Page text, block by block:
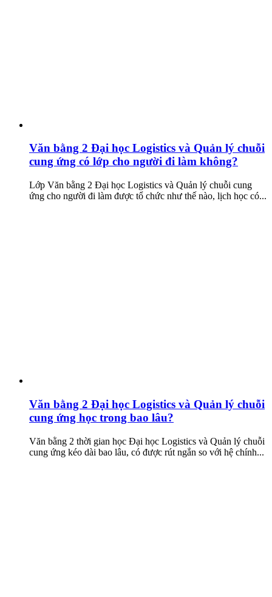
Văn bằng 2 Đại học Logistics và Quản lý chuỗi
cung ứng có lớp cho người đi làm không?
Lớp Văn bằng 2 Đại học Logistics và Quản lý chuỗi cung
ứng cho người đi làm được tổ chức như thế nào, lịch học có...
Văn bằng 2 Đại học Logistics và Quản lý chuỗi
cung ứng học trong bao lâu?
Văn bằng 2 thời gian học Đại học Logistics và Quản lý chuỗi
cung ứng kéo dài bao lâu, có được rút ngắn so với hệ chính...